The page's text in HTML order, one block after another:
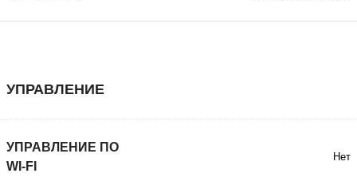
УПРАВЛЕНИЕ
УПРАВЛЕНИЕ ПО
WI-FI
Нет